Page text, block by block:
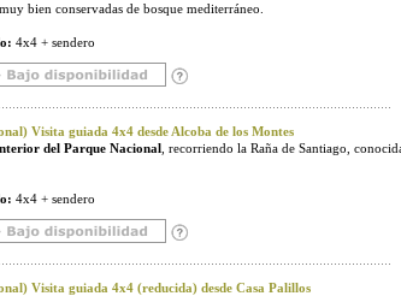
bien conservadas de bosque mediterráneo.
4x4 + sendero
Visita guiada 4x4 desde Alcoba de los Montes
del Parque Nacional , recorriendo la Raña de Santiago,
4x4 + sendero
Visita guiada 4x4 (reducida) desde Casa Palillos